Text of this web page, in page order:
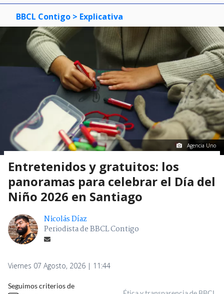
BBCL Contigo > Explicativa
Agencia Uno
Entretenidos y gratuitos: los
panoramas para celebrar el Día del
Niño 2026 en Santiago
Nicolás Díaz
Periodista de BBCL Contigo
Viernes 07 Agosto, 2026 | 11:44
Seguimos criterios de